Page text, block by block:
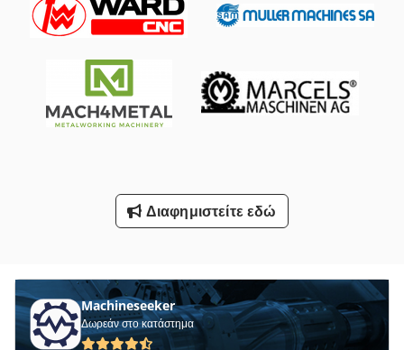
Πλάκα Γάντζο 1000 Kg Έως 70 Mm
Τα Τηγανητά
Τοίχος Γυρίζοντας Γερανός
Τρέιλερ Γερανοί
Φορτηγό Με ΓερανόΔιαφημιστείτε εδώ
Machineseeker
Δωρεάν στο κατάστημα